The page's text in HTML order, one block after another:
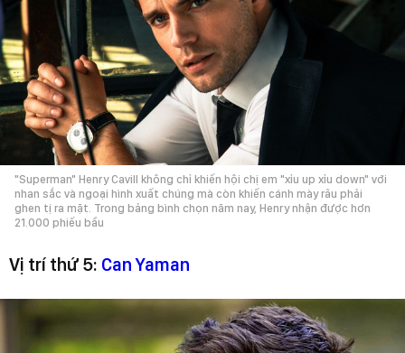
"Superman" Henry Cavill không chỉ khiến hội chị em "xỉu up xỉu down" với
nhan sắc và ngoại hình xuất chúng mà còn khiến cánh mày râu phải
ghen tị ra mặt. Trong bảng bình chọn năm nay, Henry nhận được hơn
21.000 phiếu bầu
Vị trí thứ 5: Can Yaman